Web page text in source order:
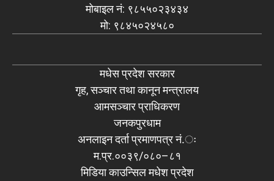
मोबाइल नं: ९८५५०२३४३४
मो: ९८४५०२४५८०
मधेस प्रदेश सरकार
गृह, सञ्चार तथा कानून मन्त्रालय
आमसञ्चार प्राधिकरण
जनकपुरधाम
अनलाइन दर्ता प्रमाणपत्र नं.ः
म.प्र.००३९/०८०–८१
मिडिया काउन्सिल मधेश प्रदेश